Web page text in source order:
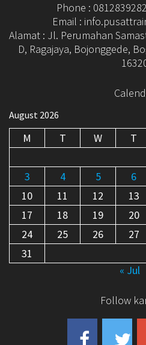
Phone :
Email :
Alamat : Jl. Perumahan
D, Ragajaya, Bojonggede,
August 2026
M T W T
3
4 5 6
10
11 12 13
17
18 19 20
24
25 26 27
31
« Jul
Follow